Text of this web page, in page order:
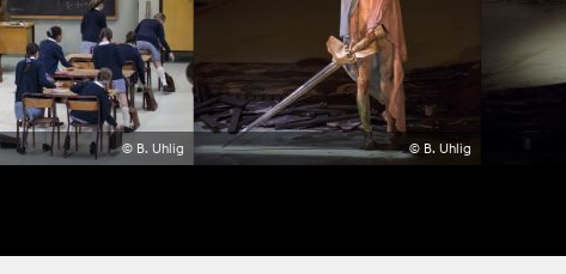
© B. Uhlig © B. Uhlig